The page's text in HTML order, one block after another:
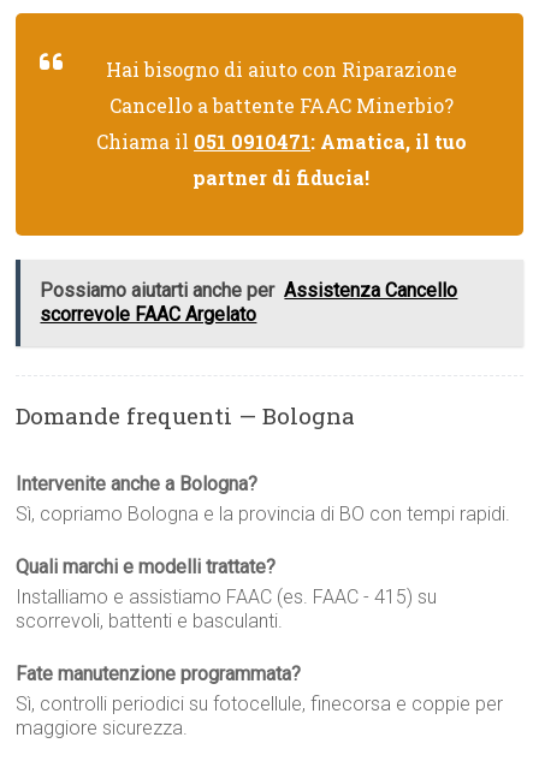
Hai bisogno di aiuto con Riparazione
Cancello a battente FAAC Minerbio?
Chiama il 051 0910471: Amatica, il tuo
partner di fiducia!
Possiamo aiutarti anche per Assistenza Cancello
scorrevole FAAC Argelato
Domande frequenti — Bologna
Intervenite anche a Bologna?
Sì, copriamo Bologna e la provincia di BO con tempi rapidi.
Quali marchi e modelli trattate?
Installiamo e assistiamo FAAC (es. FAAC - 415) su
scorrevoli, battenti e basculanti.
Fate manutenzione programmata?
Sì, controlli periodici su fotocellule, finecorsa e coppie per
maggiore sicurezza.